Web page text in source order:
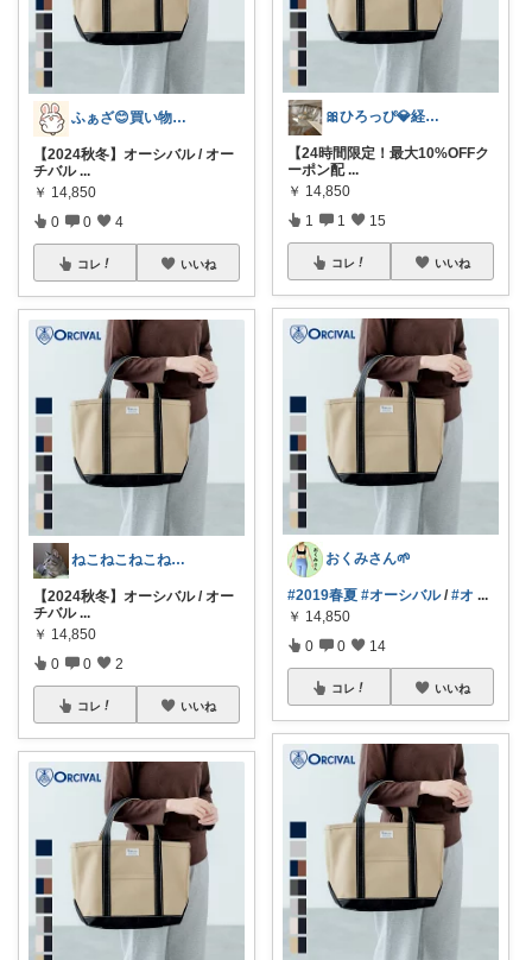
ふぁざ😊買い物マニア♨️
【2024秋冬】オーシバル / オー
チバル ...
￥ 14,850
0 0 4
コレ いいね
ねこねこねこねこネコ
【2024秋冬】オーシバル / オー
チバル ...
￥ 14,850
0 0 2
コレ いいね
🎀ひろっぴ💎経由購入🌻子育て中
【24時間限定！最大10%OFFク
ーポン配 ...
￥ 14,850
1 1 15
コレ いいね
おくみさん🌱
#2019春夏 #オーシバル/#オ ...
￥ 14,850
0 0 14
コレ いいね